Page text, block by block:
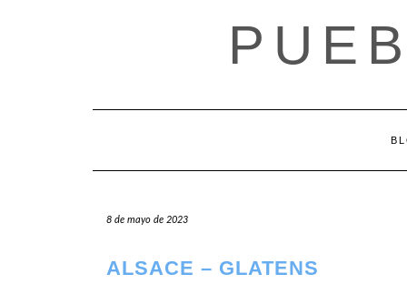
8 de mayo de 2023
ALSACE – GLATENS